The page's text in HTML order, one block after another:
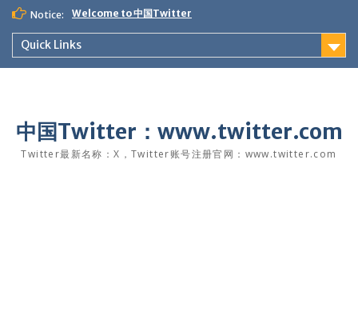
Skip
content
Notice: Welcome to 中国Twitter
Quick Links
中国Twitter：www.twitter.com
Twitter最新名称：X，Twitter账号注册官网：www.twitter.com